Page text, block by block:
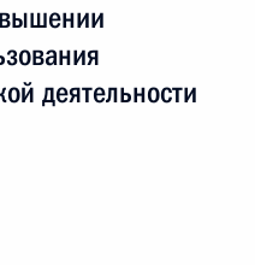
деятельности